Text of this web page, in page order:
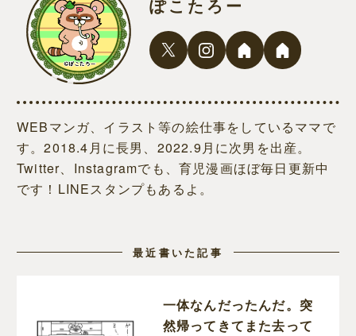
ぽこたろー
WEBマンガ、イラスト等の絵仕事をしているママで
す。2018.4月に長男、2022.9月に次男を出産。
Twitter、Instagramでも、育児漫画ほぼ毎日更新中
です！LINEスタンプもあるよ。
最近書いた記事
一体なんだったんだ。突
然帰ってきてまた去って